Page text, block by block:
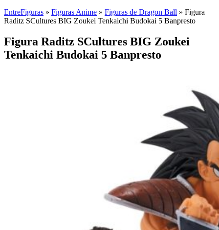
EntreFiguras » Figuras Anime » Figuras de Dragon Ball » Figura
Raditz SCultures BIG Zoukei Tenkaichi Budokai 5 Banpresto
Figura Raditz SCultures BIG Zoukei
Tenkaichi Budokai 5 Banpresto